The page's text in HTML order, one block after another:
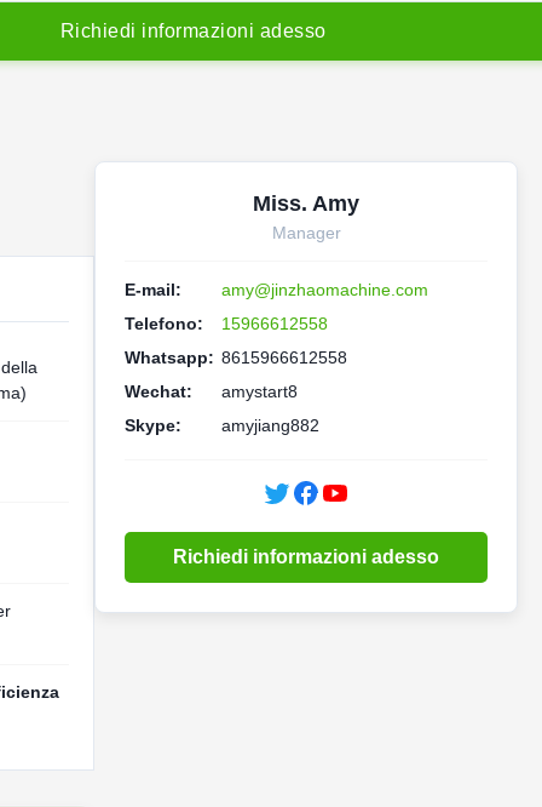
Richiedi informazioni adesso
Miss. Amy
Manager
E-mail:
amy@jinzhaomachine.com
Telefono:
15966612558
Whatsapp: 8615966612558
Wechat:
amystart8
Skype:
amyjiang882
Richiedi informazioni adesso